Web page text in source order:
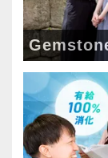
【求める人
・起業家の
感いただけ
・人が好き
・チームワ
ビジネス共
つ、経営者
ができます
【ビジネス
なプロフェ
税理士業界
ています。
Gemstone=
さんを輝か
ャル重視、
【スタート